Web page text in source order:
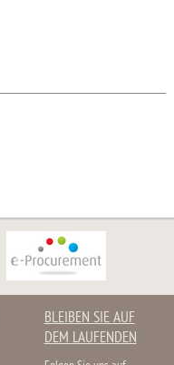
BLEIBEN SIE AUF
DEM LAUFENDEN